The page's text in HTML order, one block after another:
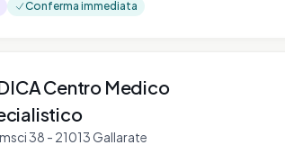
Conferma immediata
Centro Medico
38 - 21013 Gallarate